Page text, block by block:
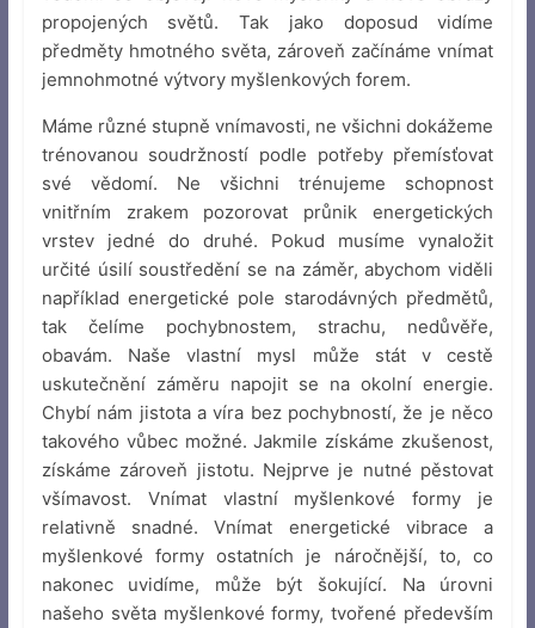
propojených světů. Tak jako doposud vidíme
předměty hmotného světa, zároveň začínáme vnímat
jemnohmotné výtvory myšlenkových forem.
Máme různé stupně vnímavosti, ne všichni dokážeme
trénovanou soudržností podle potřeby přemísťovat
své vědomí. Ne všichni trénujeme schopnost
vnitřním zrakem pozorovat průnik energetických
vrstev jedné do druhé. Pokud musíme vynaložit
určité úsilí soustředění se na záměr, abychom viděli
například energetické pole starodávných předmětů,
tak čelíme pochybnostem, strachu, nedůvěře,
obavám. Naše vlastní mysl může stát v cestě
uskutečnění záměru napojit se na okolní energie.
Chybí nám jistota a víra bez pochybností, že je něco
takového vůbec možné. Jakmile získáme zkušenost,
získáme zároveň jistotu. Nejprve je nutné pěstovat
všímavost. Vnímat vlastní myšlenkové formy je
relativně snadné. Vnímat energetické vibrace a
myšlenkové formy ostatních je náročnější, to, co
nakonec uvidíme, může být šokující. Na úrovni
našeho světa myšlenkové formy, tvořené především